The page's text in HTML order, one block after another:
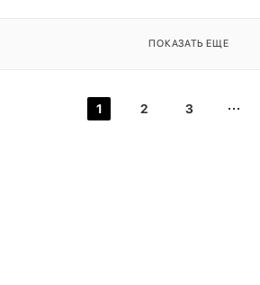
ПОКАЗАТЬ ЕЩЕ
1 2 3